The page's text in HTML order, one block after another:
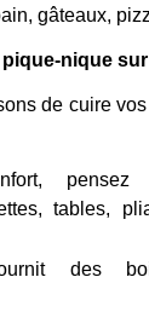
gâteaux,
pique-nique sur
de cuire
tables,
des